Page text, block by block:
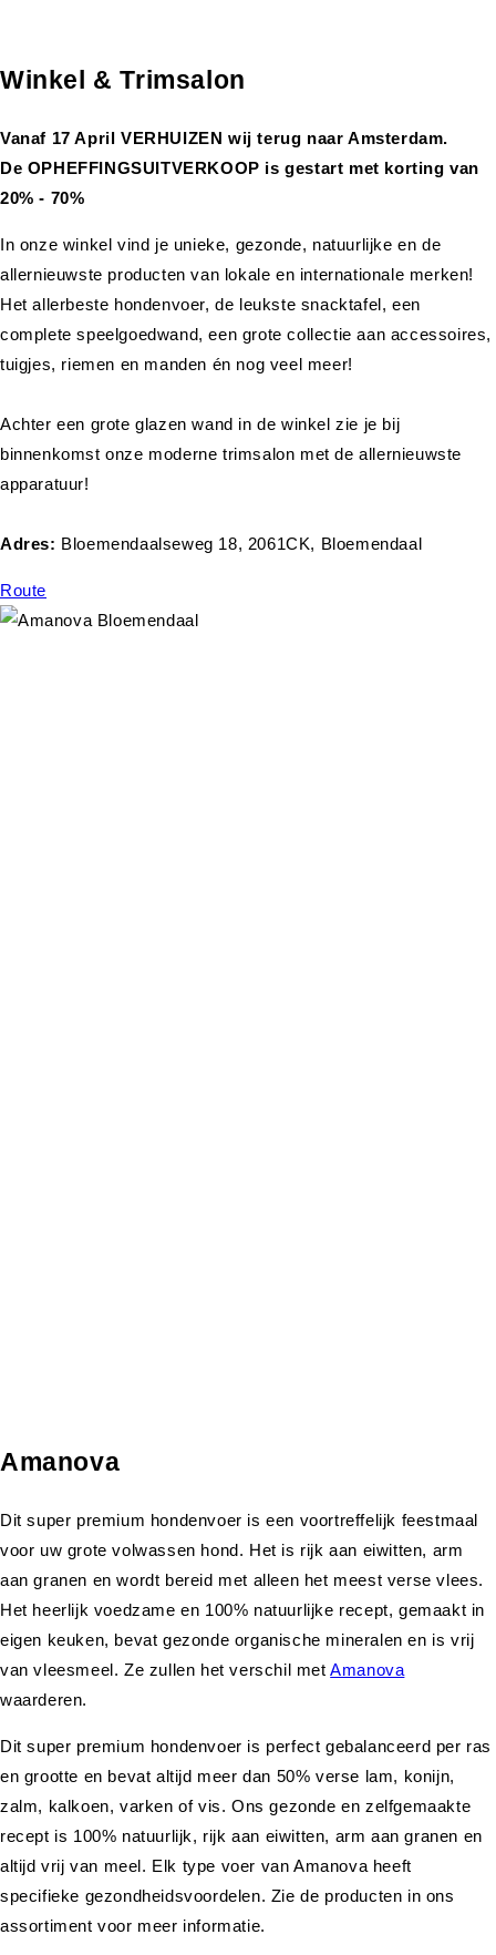
Winkel & Trimsalon
Vanaf 17 April VERHUIZEN wij terug naar Amsterdam.
De OPHEFFINGSUITVERKOOP is gestart met korting van
20% - 70%
In onze winkel vind je unieke, gezonde, natuurlijke en de
allernieuwste producten van lokale en internationale merken!
Het allerbeste hondenvoer, de leukste snacktafel, een
complete speelgoedwand, een grote collectie aan accessoires,
tuigjes, riemen en manden én nog veel meer!
Achter een grote glazen wand in de winkel zie je bij
binnenkomst onze moderne trimsalon met de allernieuwste
apparatuur!
Adres: Bloemendaalseweg 18, 2061CK, Bloemendaal
Route
Amanova
Dit super premium hondenvoer is een voortreffelijk feestmaal
voor uw grote volwassen hond. Het is rijk aan eiwitten, arm
aan granen en wordt bereid met alleen het meest verse vlees.
Het heerlijk voedzame en 100% natuurlijke recept, gemaakt in
eigen keuken, bevat gezonde organische mineralen en is vrij
van vleesmeel. Ze zullen het verschil metAmanova
waarderen.
Dit super premium hondenvoer is perfect gebalanceerd per ras
en grootte en bevat altijd meer dan 50% verse lam, konijn,
zalm, kalkoen, varken of vis. Ons gezonde en zelfgemaakte
recept is 100% natuurlijk, rijk aan eiwitten, arm aan granen en
altijd vrij van meel. Elk type voer van Amanova heeft
specifieke gezondheidsvoordelen. Zie de producten in ons
assortiment voor meer informatie.